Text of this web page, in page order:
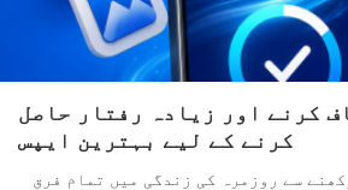
کرنے اور زیادہ رفتار حاصل
کرنے کے لیے بہترین ایپس
سے روزمرہ کی زندگی میں تمام فرق